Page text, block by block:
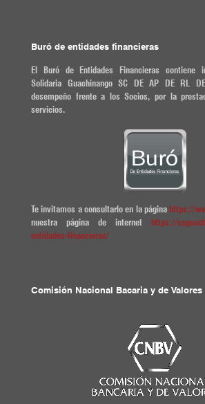
Buró de entidades financieras
El Buró de Entidades Financieras contiene
Solidaria Guachinango SC DE AP DE RL
desempeño frente a los Socios, por la
servicios.
Te invitamos a consultarlo en la página https://
nuestra página de internet https://
entidades-financieras/
Comisión Nacional Bacaria y de Valores